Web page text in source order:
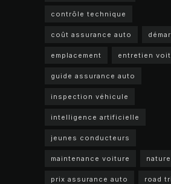
contrôle technique
coût assurance auto
emplacement entretien
guide assurance auto
inspection véhicule
intelligence artificielle
jeunes conducteurs
maintenance voiture nature
prix assurance auto road